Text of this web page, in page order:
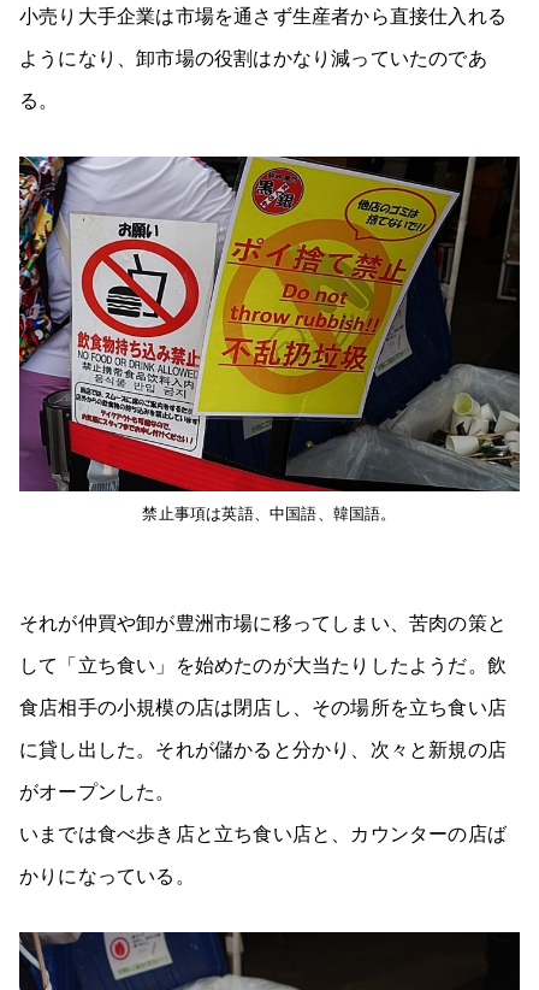
小売り大手企業は市場を通さず生産者から直接仕入れる
ようになり、卸市場の役割はかなり減っていたのであ
る。
禁止事項は英語、中国語、韓国語。
それが仲買や卸が豊洲市場に移ってしまい、苦肉の策と
して「立ち食い」を始めたのが大当たりしたようだ。飲
食店相手の小規模の店は閉店し、その場所を立ち食い店
に貸し出した。それが儲かると分かり、次々と新規の店
がオープンした。
いまでは食べ歩き店と立ち食い店と、カウンターの店ば
かりになっている。